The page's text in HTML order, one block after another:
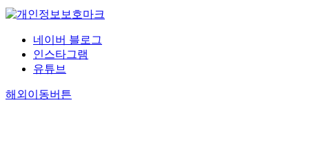
네이버 블로그
인스타그램
유튜브
해외이동버튼